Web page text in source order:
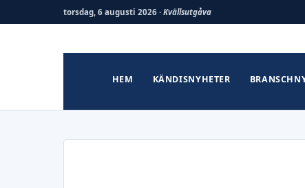
torsdag, 6 augusti 2026 · Kvällsutgåva
HEM KÄNDISNYHETER